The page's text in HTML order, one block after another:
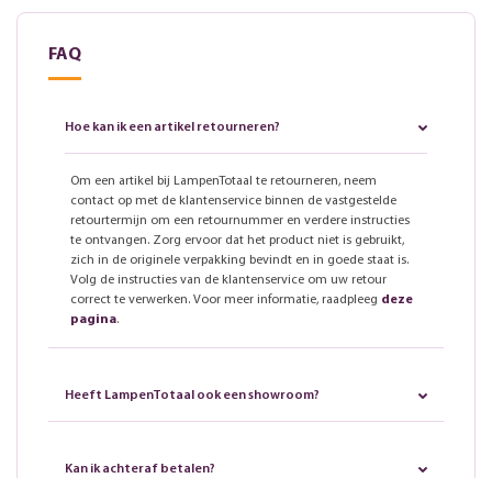
FAQ
Hoe kan ik een artikel retourneren?
Om een artikel bij LampenTotaal te retourneren, neem
contact op met de klantenservice binnen de vastgestelde
retourtermijn om een retournummer en verdere instructies
te ontvangen. Zorg ervoor dat het product niet is gebruikt,
zich in de originele verpakking bevindt en in goede staat is.
Volg de instructies van de klantenservice om uw retour
correct te verwerken. Voor meer informatie, raadpleeg deze
pagina.
Heeft LampenTotaal ook een showroom?
Kan ik achteraf betalen?